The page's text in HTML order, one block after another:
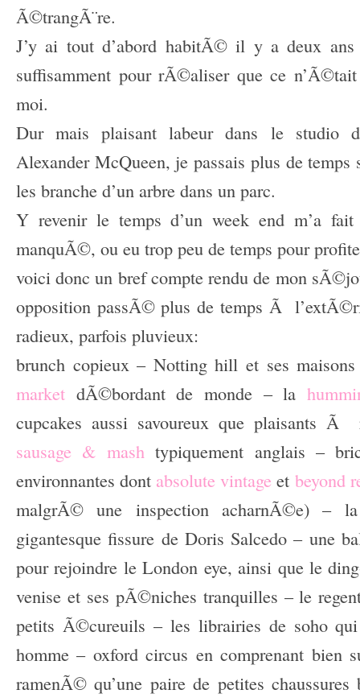
Ã©trangÃ¨re.
J’y ai tout d’abord habitÃ©il y a deux
suffisamment pour rÃ©aliser que ce
moi.
Dur mais plaisant labeur dans le studio
Alexander McQueen, je passais plus de temps
les branche d’un arbre dans un parc.
Y revenir le temps d’un week end m’a fait
manquÃ©, ou eu trop peu de temps pour
voici donc un bref compte rendu de mon
opposition passÃ© plus de temps Ã
radieux, parfois pluvieux:
brunch copieux – Notting hill et ses
market dÃ©bordant de monde – la
cupcakes aussi savoureux que plaisants Ã
sausage & mash typiquement anglais –
environnantes dont absolute vintage et beyond
malgrÃ© une inspection acharnÃ©e) –
gigantesque fissure de Doris Salcedo – une
pour rejoindre le London eye, ainsi que le
venise et ses pÃ©niches tranquilles – le
petits Ã©cureuils – les librairies de soho
homme – oxford circus en comprenant bien
ramenÃ© qu’une paire de petites